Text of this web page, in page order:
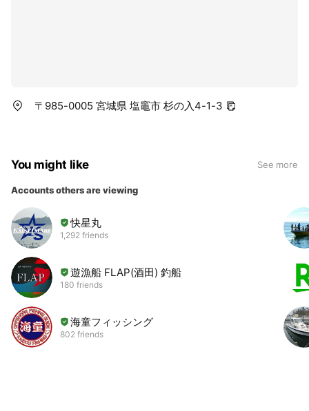
〒985-0005 宮城県 塩竈市 杉の入4-1-3
You might like See more
Accounts others are viewing
快星丸
1,292 friends
遊漁船 FLAP(酒田) 釣船
180 friends
海童フィッシング
802 friends